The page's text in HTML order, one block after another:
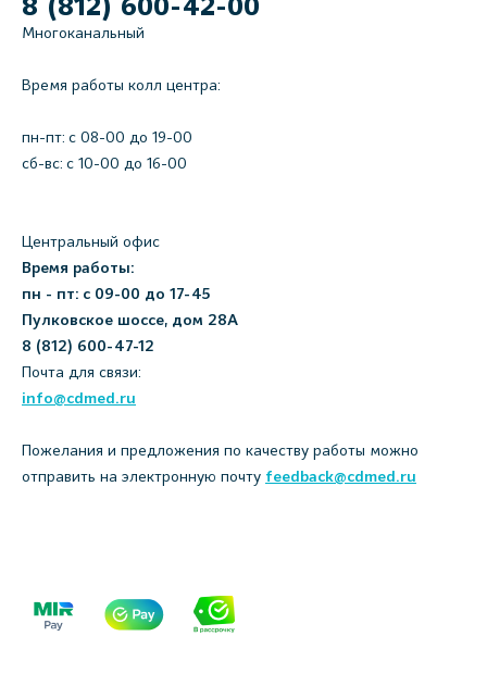
Многоканальный
Время работы колл центра:
пн-пт: c 08-00 до 19-00
сб-вс: с 10-00 до 16-00
Центральный офис
Время работы:
пн - пт: с 09-00 до 17-45
Пулковское шоссе, дом 28А
8 (812) 600-47-12
Почта для связи:
info@cdmed.ru
Пожелания и предложения по качеству работы можно
отправить на электронную почту feedback@cdmed.ru